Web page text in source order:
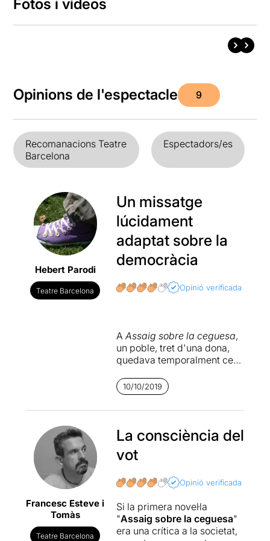
Fotos i vídeos
Opinions de l'espectacle 9
Recomanacions Teatre
Barcelona
Espectadors/es
Hebert Parodi
Teatre Barcelona
Un missatge
lúcidament
adaptat sobre la
democràcia
Opinió verificada
A Assaig sobre la ceguesa,
un poble, tret d'una dona,
quedava temporalment cec.
gènere humà. A
sobre la lucidesa
societat ara hi veu clar i de
votar massivament en blanc,
provocant la incredulitat, ira
i sorpresa dels polítics, que
reacció és ridícula, violenta,
terrorista i sense autocrítica.
Tot i que aquí (Saramago)
els dolents són només la
dreta, el massiu vot en blanc
10/10/2019
Francesc Esteve i
Tomàs
Teatre Barcelona
La consciència del
vot
Opinió verificada
Si la primera novel·la
"Assaig sobre la ceguesa"
era una crítica a la societat,